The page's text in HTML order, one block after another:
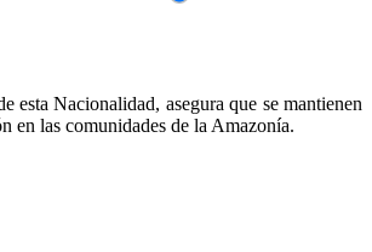
esta Nacionalidad, asegura que se mantienen
en las comunidades de la Amazonía.